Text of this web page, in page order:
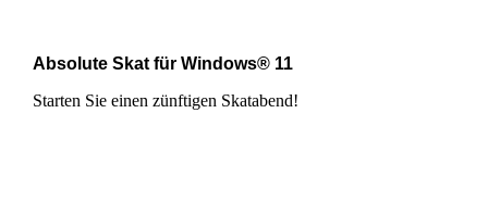
Absolute Skat für Windows® 11
Starten Sie einen zünftigen Skatabend!